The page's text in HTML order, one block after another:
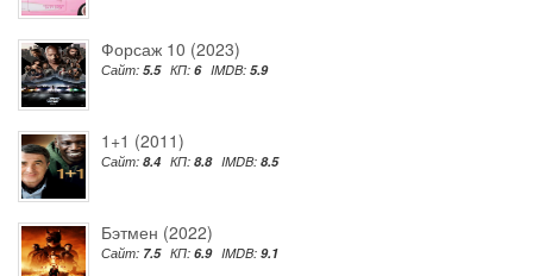
Форсаж 10 (2023)
Сайт: 5.5 КП: 6 IMDB: 5.9
1+1 (2011)
Сайт: 8.4 КП: 8.8 IMDB: 8.5
Бэтмен (2022)
Сайт: 7.5 КП: 6.9 IMDB: 9.1